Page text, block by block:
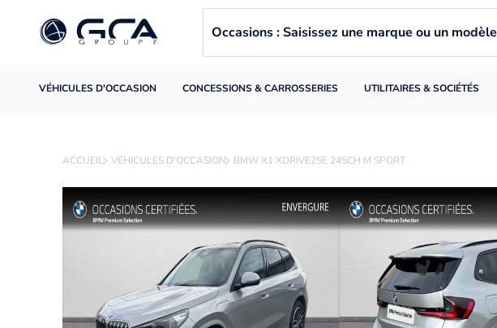
VÉHICULES D'OCCASION CONCESSIONS & CARROSSERIES UTILITAIRES & SOCIÉTÉS
Occasions : Saisissez une marque ou un modèle
ACCUEIL VÉHICULES D'OCCASION BMW X1 XDRIVE25E 245CH M SPORT